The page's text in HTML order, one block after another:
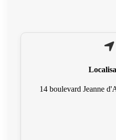
14 boulevard Jeanne